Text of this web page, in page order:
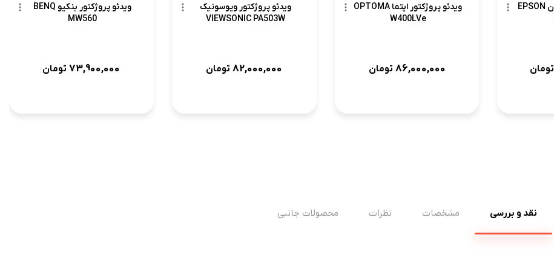
ویدئو پروژکتور اپسون EPSON
تومان
ویدئو پروژکتور اپتما OPTOMA
W400LVe
86,000,000 تومان
ویدئو پروژکتور ویوسونیک
VIEWSONIC PA503W
82,000,000 تومان
ویدئو پروژکتور بنکیو BENQ
MW560
73,900,000 تومان
نقد و بررسی مشخصات نظرات محصولات جانبی